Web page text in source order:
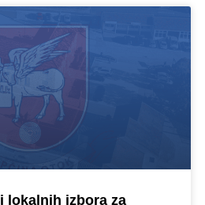
lokalnih izbora za